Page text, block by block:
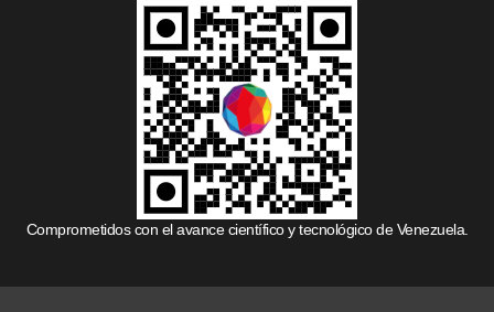
Comprometidos con el avance científico y tecnológico de Venezuela.